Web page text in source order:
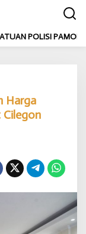
POLISI
Harga
Cilegon